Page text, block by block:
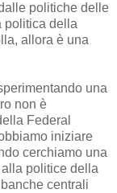
politiche delle
politica della
allora è una
una
non è
Federal
iniziare
cerchiamo una
politice della
centrali